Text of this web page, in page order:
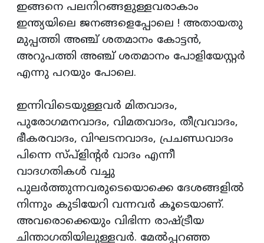
ഇങ്ങനെ പലനിറങ്ങളുള്ളവരാകാം
ഇന്ത്യയിലെ ജനങ്ങളെപ്പോലെ ! അതായതു
മുപ്പത്തി അഞ്ച് ശതമാനം കോട്ടന്‍,
അറുപത്തി അഞ്ച് ശതമാനം പോളിയേസ്റ്റര്‍
എന്നു പറയും പോലെ.
ഇന്നിവിടെയുള്ളവര്‍ മിതവാദം,
പുരോഗമനവാദം, വിമതവാദം, തീവ്രവാദം,
ഭീകരവാദം, വിഘടനവാദം, പ്രചണ്ഡവാദം
പിന്നെ സ്പ്‌ളിന്റര്‍ വാദം എന്നീ
വാദഗതികള്‍ വച്ചു
പുലര്‍ത്തുന്നവരുടെയൊക്കെ ദേശങ്ങളില്‍
നിന്നും കുടിയേറി വന്നവര്‍ കൂടെയാണ്.
അവരൊക്കെയും വിഭിന്ന രാഷ്ട്രീയ
ചിന്താഗതിയിലുള്ളവര്‍. മേല്‍പ്പറഞ്ഞ